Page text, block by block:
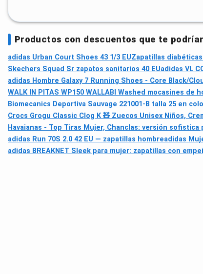
Productos con descuentos que te
adidas Urban Court Shoes 43 1/3 EUZapatillas
Skechers Squad Sr zapatos sanitarios 40 EUadidas VL
adidas Hombre Galaxy 7 Running Shoes - Core Black/
WALK IN PITAS WP150 WALLABI Washed mocasines
Biomecanics Deportiva Sauvage 221001-B talla 25 en
Crocs Grogu Classic Clog K 🧸 Zuecos Unisex Niños,
Havaianas - Top Tiras Mujer, Chanclas: versión sofistica
adidas Run 70S 2.0 42 EU — zapatillas hombreadidas
adidas BREAKNET Sleek para mujer: zapatillas con